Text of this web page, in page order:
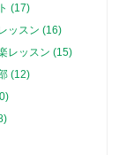
(17)
ッスン (16)
レッスン (15)
(12)